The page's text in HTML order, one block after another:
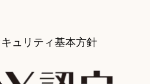
ュリティ基本方針